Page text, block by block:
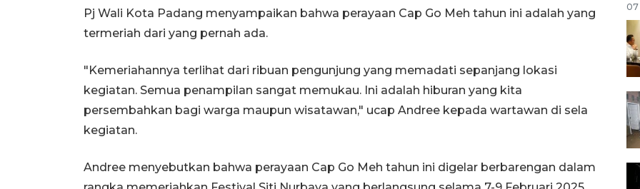
Pj Wali Kota Padang menyampaikan bahwa perayaan Cap Go Meh tahun ini adalah yang
termeriah dari yang pernah ada.
"Kemeriahannya terlihat dari ribuan pengunjung yang memadati sepanjang lokasi
kegiatan. Semua penampilan sangat memukau. Ini adalah hiburan yang kita
persembahkan bagi warga maupun wisatawan," ucap Andree kepada wartawan di sela
kegiatan.
Andree menyebutkan bahwa perayaan Cap Go Meh tahun ini digelar berbarengan dalam
07